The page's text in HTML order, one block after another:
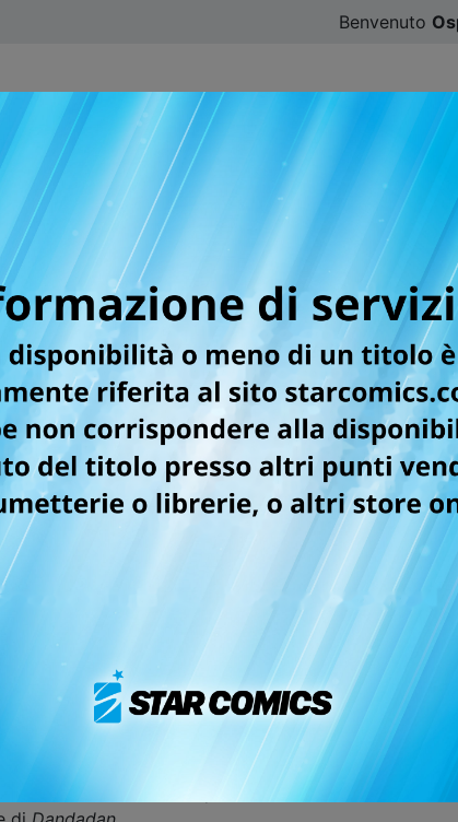
Benvenuto
SFOGLIA ONLINE DIGISTAR
SHELL OMNIBUS
che raccoglie la
Masamune
questo capolavoro del manga cyberpunk
21/05/2026
“Tutti quelli
online
THE GHOST IN THE SHELL OMNIBUS
mondiale, in occasione dell'uscita della nuova
per la prima volta sulle pagine della rivista
di successo globale, che nel corso degli anni ha
del film fantastico di Gérardmer nel 1997,
Nel 2026 questa memorabile storia